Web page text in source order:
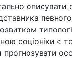
описувати
соціоніки є